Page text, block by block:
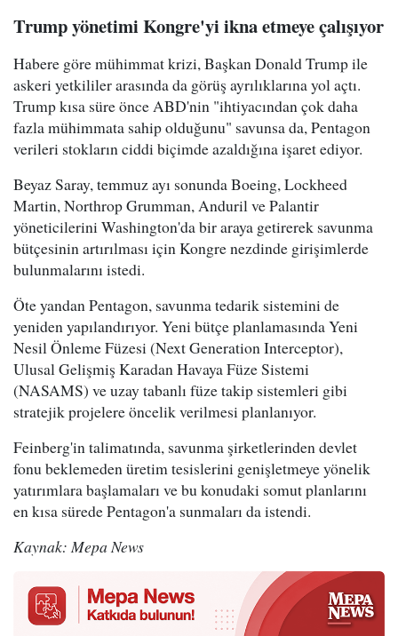
Trump yönetimi Kongre'yi ikna etmeye çalışıyor
Habere göre mühimmat krizi, Başkan Donald Trump ile
askeri yetkililer arasında da görüş ayrılıklarına yol açtı.
Trump kısa süre önce ABD'nin "ihtiyacından çok daha
fazla mühimmata sahip olduğunu" savunsa da, Pentagon
verileri stokların ciddi biçimde azaldığına işaret ediyor.
Beyaz Saray, temmuz ayı sonunda Boeing, Lockheed
Martin, Northrop Grumman, Anduril ve Palantir
yöneticilerini Washington'da bir araya getirerek savunma
bütçesinin artırılması için Kongre nezdinde girişimlerde
bulunmalarını istedi.
Öte yandan Pentagon, savunma tedarik sistemini de
yeniden yapılandırıyor. Yeni bütçe planlamasında Yeni
Nesil Önleme Füzesi (Next Generation Interceptor),
Ulusal Gelişmiş Karadan Havaya Füze Sistemi
(NASAMS) ve uzay tabanlı füze takip sistemleri gibi
stratejik projelere öncelik verilmesi planlanıyor.
Feinberg'in talimatında, savunma şirketlerinden devlet
fonu beklemeden üretim tesislerini genişletmeye yönelik
yatırımlara başlamaları ve bu konudaki somut planlarını
en kısa sürede Pentagon'a sunmaları da istendi.
Kaynak: Mepa News